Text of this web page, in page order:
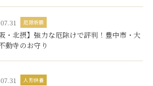
厄除祈願
阪・北摂】強力な厄除けで評判！豊中市・大
動寺のお守り
人形供養